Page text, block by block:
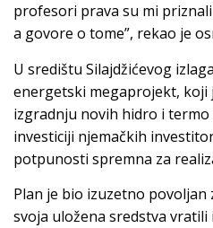
profesori prava su mi
a govore o tome”, rekao je
U središtu Silajdžićevog
energetski megaprojekt, koji
izgradnju novih hidro i termo
investiciji njemačkih
potpunosti spremna za
Plan je bio izuzetno
svoja uložena sredstva